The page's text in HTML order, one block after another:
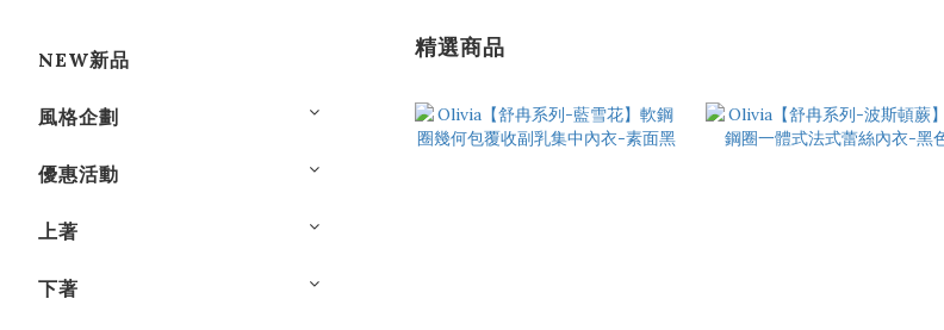
NEW新品
風格企劃
優惠活動
上著
下著
精選商品